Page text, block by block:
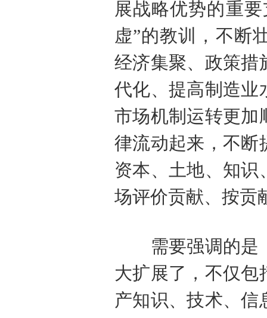
展战略优势的重
虚”的教训，不断
经济集聚、政策措
代化、提高制造业
市场机制运转更加
律流动起来，不断
资本、土地、知识
场评价贡献、按贡
需要强调的是，
大扩展了，不仅包
产知识、技术、信